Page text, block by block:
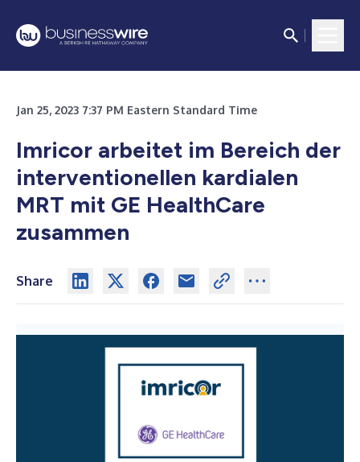
Jan 25, 2023 7:37 PM Eastern Standard Time
Imricor arbeitet im Bereich der
interventionellen kardialen
MRT mit GE HealthCare
zusammen
Share